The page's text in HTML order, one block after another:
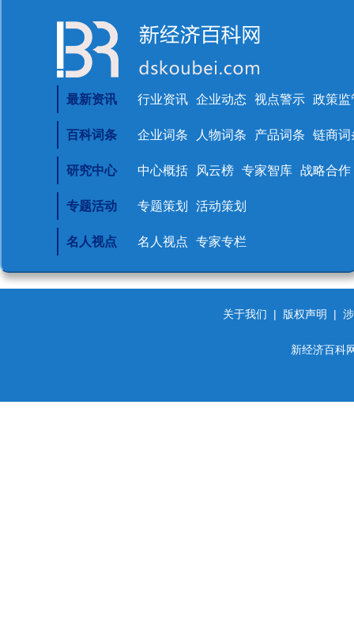
最新资讯 行业资讯 企业动态 视点警示 政策监
百科词条 企业词条 人物词条 产品词条 链商词
研究中心 中心概括 风云榜 专家智库 战略合作
专题活动 专题策划 活动策划
名人视点 名人视点 专家专栏
关于我们 | 版权声明 |
新经济百科